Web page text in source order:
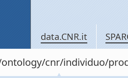
data.CNR.it
cnr/individuo/